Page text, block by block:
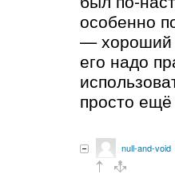
особенно
— хороший
его надо
просто
null-and-void